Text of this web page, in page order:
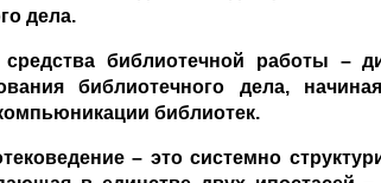
дела.
средства библиотечной работы –
библиотечного дела,
библиотек.
– это системно